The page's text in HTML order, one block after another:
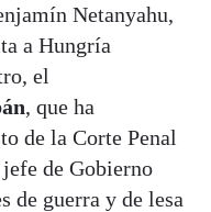
Netanyahu,
a Hungría
el
, que ha
de la Corte Penal
de Gobierno
de guerra y de lesa